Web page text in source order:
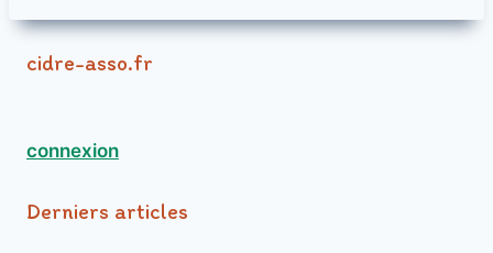
cidre-asso.fr
connexion
Derniers articles